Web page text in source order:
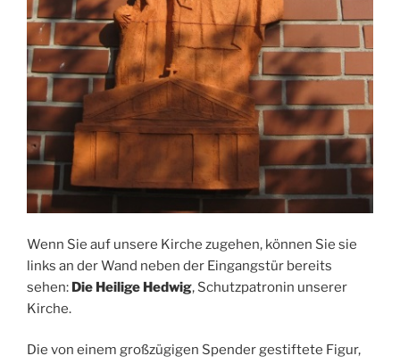
Wenn Sie auf unsere Kirche zugehen, können Sie sie
links an der Wand neben der Eingangstür bereits
sehen: Die Heilige Hedwig, Schutzpatronin unserer
Kirche.
Die von einem großzügigen Spender gestiftete Figur,